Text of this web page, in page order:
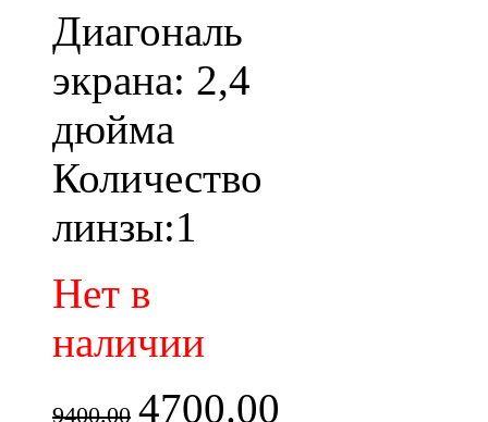
Диагональ
экрана: 2,4
дюйма
Количество
линзы:1
Нет в
наличии
9400.00 4700.00